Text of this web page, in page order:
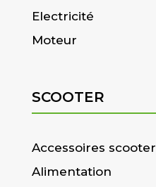
Electricité
Moteur
SCOOTER
Accessoires scooter
Alimentation